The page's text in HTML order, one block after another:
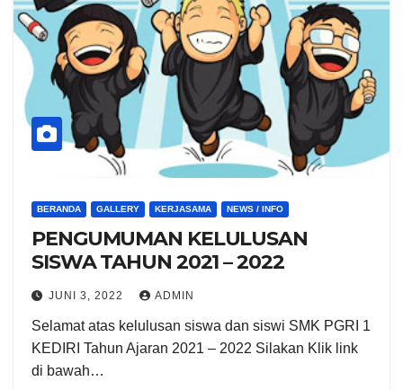
BERANDA GALLERY KERJASAMA NEWS / INFO
PENGUMUMAN KELULUSAN
SISWA TAHUN 2021 – 2022
JUNI 3, 2022 ADMIN
Selamat atas kelulusan siswa dan siswi SMK PGRI 1
KEDIRI Tahun Ajaran 2021 – 2022 Silakan Klik link
di bawah…